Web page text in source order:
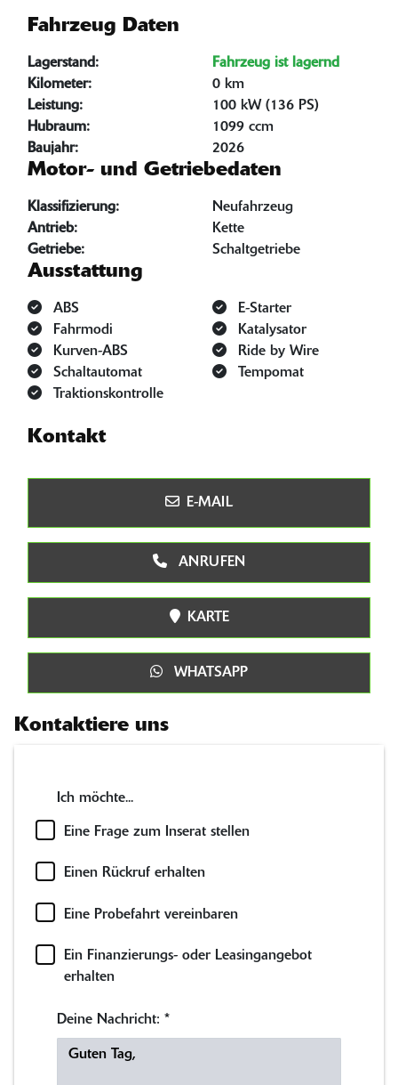
Fahrzeug Daten
Lagerstand:
Fahrzeug ist lagernd
Kilometer:
0 km
Leistung:
100 kW (136 PS)
Hubraum:
1099 ccm
Baujahr:
2026
Motor- und Getriebedaten
Klassifizierung:
Neufahrzeug
Antrieb:
Kette
Getriebe:
Schaltgetriebe
Ausstattung
ABS
E-Starter
Fahrmodi
Katalysator
Kurven-ABS
Ride by Wire
Schaltautomat
Tempomat
Traktionskontrolle
Kontakt
E-MAIL
ANRUFEN
KARTE
WHATSAPP
Kontaktiere uns
Ich möchte...
Eine Frage zum Inserat stellen
Einen Rückruf erhalten
Eine Probefahrt vereinbaren
Ein Finanzierungs- oder Leasingangebot
erhalten
Deine Nachricht: *